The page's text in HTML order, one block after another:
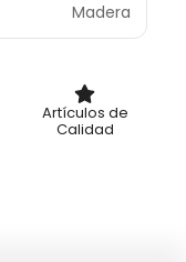
Madera
Artículos de
Calidad